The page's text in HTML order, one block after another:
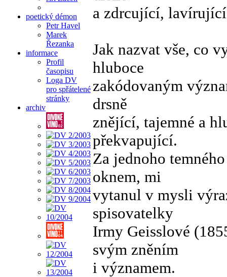
poetický démon
Petr Havel
Marek
Řezanka
informace
Profil
časopisu
Loga DV
pro spřátelené
stránky
archiv
a zdrcující, lavírující
Jak nazvat vše, co
hluboce
zakódovaným
drsně
znějící, tajemné a
překvapující.
Za jednoho
oknem, mi
vytanul v mysli
spisovatelky
Irmy Geisslové
svým zněním
i významem.